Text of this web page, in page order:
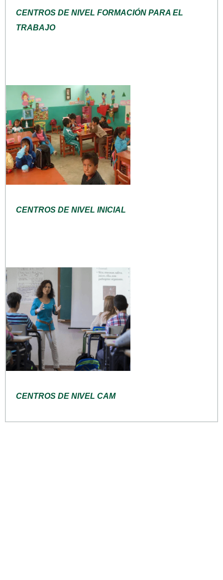
CENTROS DE NIVEL FORMACIÓN PARA EL
TRABAJO
CENTROS DE NIVEL INICIAL
CENTROS DE NIVEL CAM